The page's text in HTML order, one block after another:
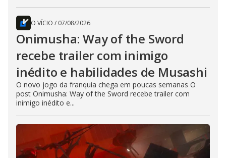
O VÍCIO / 07/08/2026
Onimusha: Way of the Sword
recebe trailer com inimigo
inédito e habilidades de Musashi
O novo jogo da franquia chega em poucas semanas O
post Onimusha: Way of the Sword recebe trailer com
inimigo inédito e...